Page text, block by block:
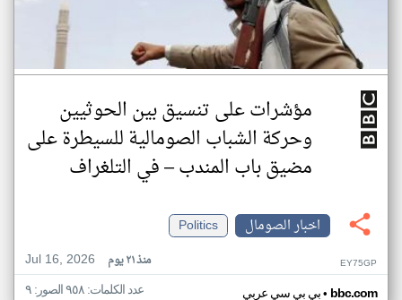
مؤشرات على تنسيق بين الحوثيين
وحركة الشباب الصومالية للسيطرة على
مضيق باب المندب – في التلغراف
اخبار الصومال
Politics
Jul 16, 2026
منذ ٢١ يوم EY75GP
بي بي سي عربي• bbc.com عدد الكلمات: ٩٥٨ الصور: ٩